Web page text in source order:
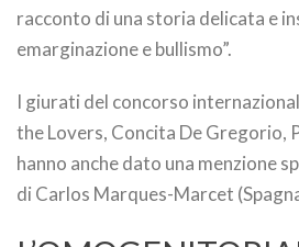
racconto di una storia delicata e
emarginazione e bullismo”.
I giurati del concorso
the Lovers, Concita De Gregorio,
hanno anche dato una menzione
di Carlos Marques-Marcet